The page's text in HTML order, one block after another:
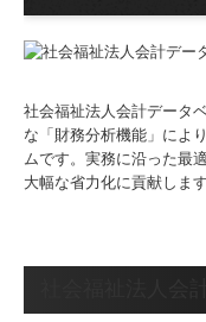
経営理念
ＴＫＣ関連・
アクセス
健康事業所宣
行動計画
社会福祉法人会計データ
な「財務分析機能」によ
ムです。実務に沿った最
大幅な省力化に貢献します
社会福祉法人会